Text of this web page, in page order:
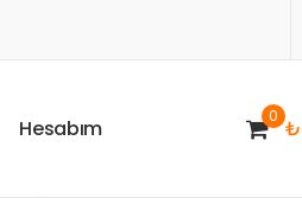
Hesabım 0 ₺